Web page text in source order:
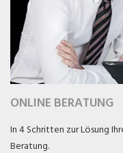
ONLINE BERATUNG
In 4 Schritten zur Lösung
Beratung.